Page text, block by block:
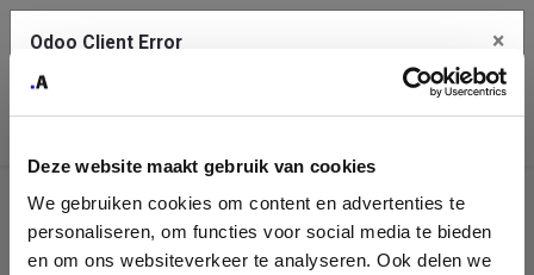
Deze website maakt gebruik van cookies
We gebruiken cookies om content en advertenties te
personaliseren, om functies voor social media te bieden
en om ons websiteverkeer te analyseren. Ook delen we
Company
Identification
Odoo Client Error ×
service.